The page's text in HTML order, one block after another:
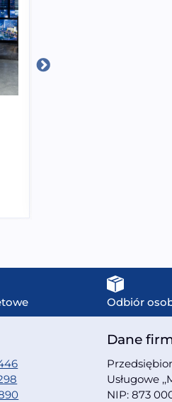
Odbiór
Dane
Usługowe
NIP: 873